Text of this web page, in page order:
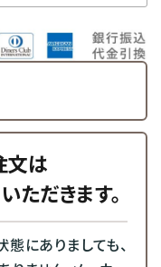
文は
ただきます。
にありましても、